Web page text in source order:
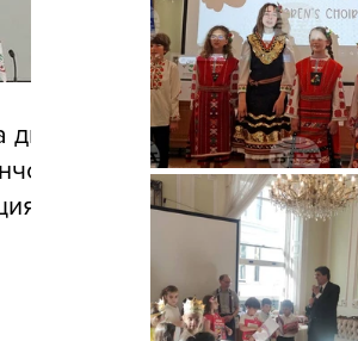
директора на БУ
в годишната
на АБУЧ